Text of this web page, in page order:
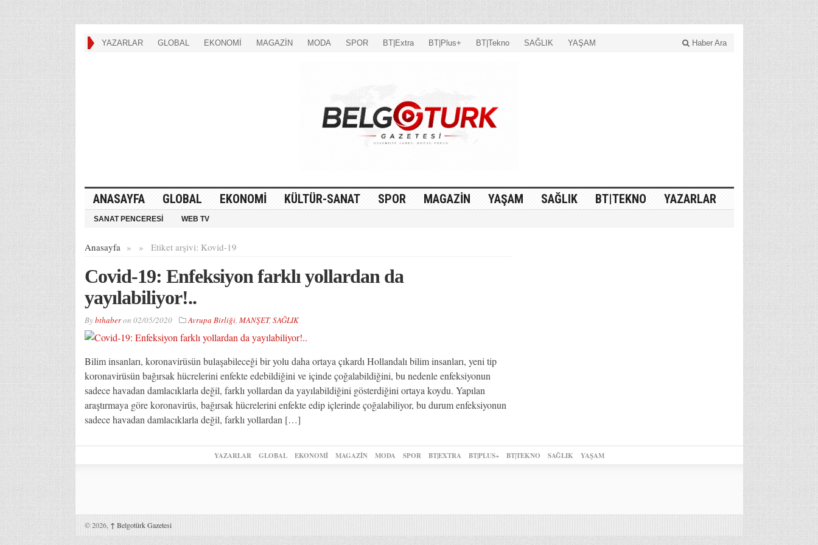
YAZARLAR GLOBAL EKONOMİ MAGAZİN MODA SPOR BT|Extra BT|Plus+ BT|Tekno SAĞLIK YAŞAM Haber Ara
ANASAYFA GLOBAL EKONOMİ KÜLTÜR-SANAT SPOR MAGAZİN YAŞAM SAĞLIK BT|TEKNO YAZARLAR
SANAT PENCERESİ WEB TV
Anasayfa » Etiket arşivi:
» Kovid-19
Covid-19: Enfeksiyon farklı yollardan da
yayılabiliyor!..
Bybthaberon 02/05/2020 Avrupa Birliği, MANŞET, SAĞLIK
Bilim insanları, koronavirüsün bulaşabileceği bir yolu daha ortaya çıkardı Hollandalı bilim insanları, yeni tip
koronavirüsün bağırsak hücrelerini enfekte edebildiğini ve içinde çoğalabildiğini, bu nedenle enfeksiyonun
sadece havadan damlacıklarla değil, farklı yollardan da yayılabildiğini gösterdiğini ortaya koydu. Yapılan
araştırmaya göre koronavirüs, bağırsak hücrelerini enfekte edip içlerinde çoğalabiliyor, bu durum enfeksiyonun
sadece havadan damlacıklarla değil, farklı yollardan […]
YAZARLAR GLOBAL EKONOMİ MAGAZİN MODA SPOR BT|EXTRA BT|PLUS+ BT|TEKNO SAĞLIK YAŞAM
© 2026, ↑ Belgotürk Gazetesi